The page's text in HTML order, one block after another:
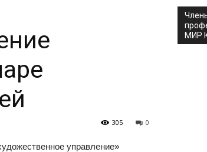
0
305
управление»
МИР